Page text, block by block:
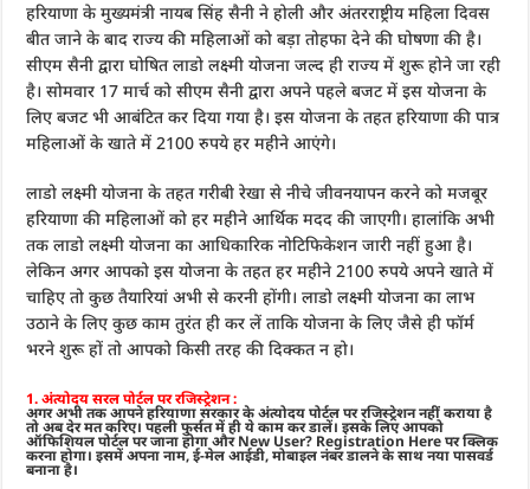
हरियाणा के मुख्यमंत्री नायब सिंह सैनी ने होली और अंतरराष्ट्रीय महिला दिवस
बीत जाने के बाद राज्य की महिलाओं को बड़ा तोहफा देने की घोषणा की है।
सीएम सैनी द्वारा घोषित लाडो लक्ष्मी योजना जल्द ही राज्य में शुरू होने जा रही
है। सोमवार 17 मार्च को सीएम सैनी द्वारा अपने पहले बजट में इस योजना के
ल‍िए बजट भी आबंटित कर द‍िया गया है। इस योजना के तहत हरियाणा की पात्र
महिलाओं के खाते में 2100 रुपये हर महीने आएंगे।
लाडो लक्ष्मी योजना के तहत गरीबी रेखा से नीचे जीवनयापन करने को मजबूर
हरियाणा की महिलाओं को हर महीने आर्थिक मदद की जाएगी। हालांकि अभी
तक लाडो लक्ष्मी योजना का आधिकारिक नोटिफिकेशन जारी नहीं हुआ है।
लेकिन अगर आपको इस योजना के तहत हर महीने 2100 रुपये अपने खाते में
चाहिए तो कुछ तैयारियां अभी से करनी होंगी। लाडो लक्ष्मी योजना का लाभ
उठाने के लिए कुछ काम तुरंत ही कर लें ताकि योजना के लिए जैसे ही फॉर्म
भरने शुरू हों तो आपको किसी तरह की दिक्कत न हो।
1. अंत्योदय सरल पोर्टल पर रजिस्ट्रेशन :
अगर अभी तक आपने हरियाणा सरकार के अंत्योदय पोर्टल पर रजिस्ट्रेशन नहीं कराया है
तो अब देर मत करिए। पहली फुर्सत में ही ये काम कर डालें। इसके लिए आपको
ऑफिशियल पोर्टल पर जाना होगा और New User? Registration Here पर क्लिक
करना होगा। इसमें अपना नाम, ई-मेल आईडी, मोबाइल नंबर डालने के साथ नया पासवर्ड
बनाना है।